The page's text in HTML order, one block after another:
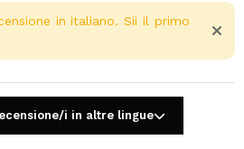
in italiano. Sii il primo
i in altre lingue